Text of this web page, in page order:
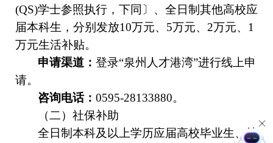
(QS)学士参照执行，下同〕、 全日制其他高校应
届本科生 ，分别发放10万元、5万元、2万元、 1
万元生活补贴。
申请渠道： 登录“泉州人才港湾”进行线上申
请。
咨询电话： 0595-28133880。
（二）社保补助
全日制本科及以上学历应届高校毕业生、技